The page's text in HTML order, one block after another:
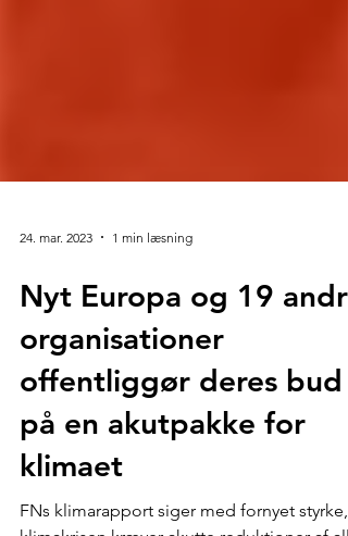
24. mar. 2023 1 min læsning
Nyt Europa og 19 andre
organisationer
offentliggør deres bud
på en akutpakke for